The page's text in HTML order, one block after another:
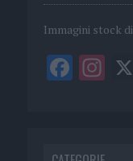
Immagini stock di